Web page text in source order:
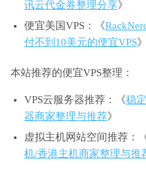
讯云代金券整理分享》
便宜美国VPS：《
付不到10美元的便宜VPS》
本站推荐的便宜VPS整理：
VPS云服务器推荐：《稳
器商家整理与推荐》
虚拟主机网站空间推荐：
机/香港主机商家整理与推